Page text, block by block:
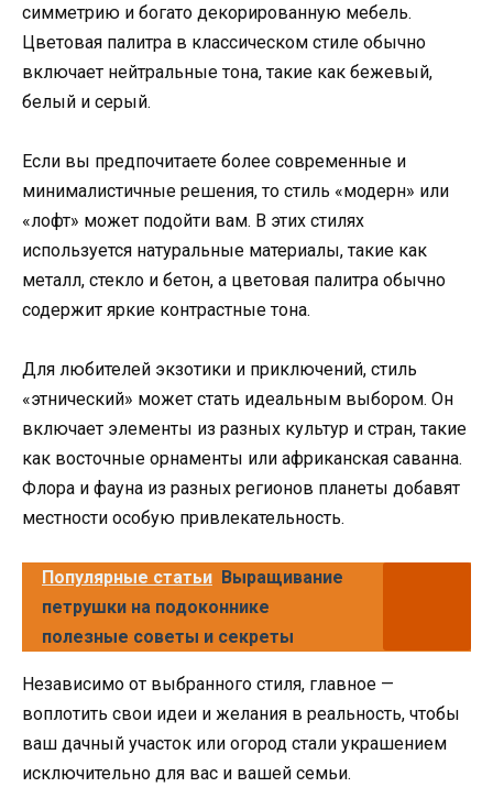
симметрию и богато декорированную мебель.
Цветовая палитра в классическом стиле обычно
включает нейтральные тона, такие как бежевый,
белый и серый.
Если вы предпочитаете более современные и
минималистичные решения, то стиль «модерн» или
«лофт» может подойти вам. В этих стилях
используется натуральные материалы, такие как
металл, стекло и бетон, а цветовая палитра обычно
содержит яркие контрастные тона.
Для любителей экзотики и приключений, стиль
«этнический» может стать идеальным выбором. Он
включает элементы из разных культур и стран, такие
как восточные орнаменты или африканская саванна.
Флора и фауна из разных регионов планеты добавят
местности особую привлекательность.
Популярные статьи Выращивание
петрушки на подоконнике
полезные советы и секреты
Независимо от выбранного стиля, главное —
воплотить свои идеи и желания в реальность, чтобы
ваш дачный участок или огород стали украшением
исключительно для вас и вашей семьи.